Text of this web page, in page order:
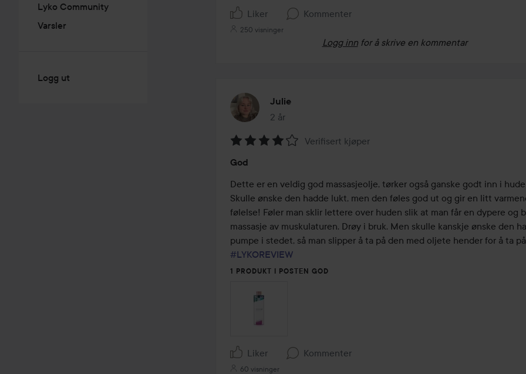
Lyko Community
Varsler
Logg ut
Liker Kommenter
250 visninger
Logg inn for å skrive en kommentar
Julie
2 år
Innlegget ble opprettet 2 år
4
av
5
Verifisert kjøper
God
Dette er en veldig god massasjeolje, tørker også ganske godt inn i
Skulle ønske den hadde lukt, men den føles god ut og gir en litt
følelse! Føler man sklir lettere over huden slik at man får en dypere og
massasje av muskulaturen. Drøy i bruk. Men skulle kanskje ønske den
#LYKOREVIEW
1 PRODUKT I POSTEN GOD
Liker Kommenter
60 visninger